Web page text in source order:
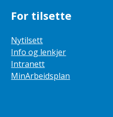
For tilsette
Nytilsett
Info og lenkjer
Intranett
MinArbeidsplan